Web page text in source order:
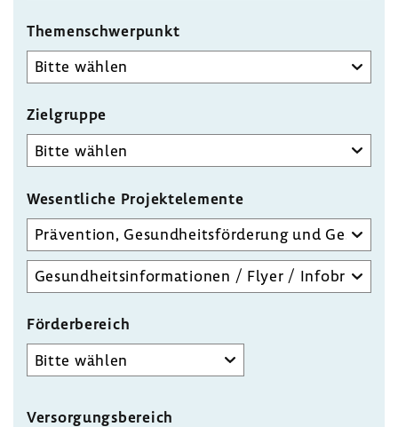
Themenschwerpunkt
Zielgruppe
Wesent­liche Projekt­ele­mente
Wesentliche
Projektelemente
Detailauswahl
wesentliches
Projektelement
Förder­be­reich
Förderbereich
Versorgungsbereich